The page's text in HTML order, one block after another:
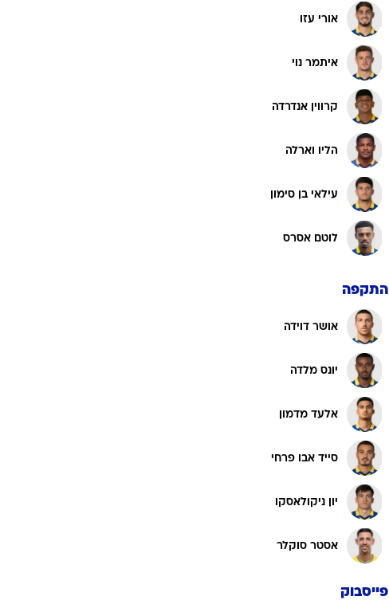
אורי עזו
איתמר נוי
קרווין אנדרדה
הליו וארלה
עילאי בן סימון
לוטם אסרס
התקפה
אושר דוידה
יונס מלדה
אלעד מדמון
סייד אבו פרחי
יון ניקולאסקו
אסטר סוקלר
פייסבוק